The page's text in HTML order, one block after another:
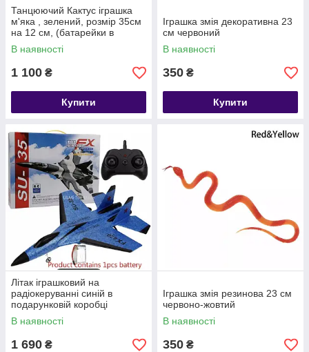
Танцюючий Кактус іграшка
м'яка , зелений, розмір 35см
на 12 см, (батарейки в
комплект не входять))
В наявності
1 100 ₴
Купити
Іграшка змія декоративна 23
см червоний
В наявності
350 ₴
Купити
Літак іграшковий на
радіокеруванні синій в
подарунковій коробці
(батарейки в комплект не
входять)
В наявності
1 690 ₴
Іграшка змія резинова 23 см
червоно-жовтий
В наявності
350 ₴